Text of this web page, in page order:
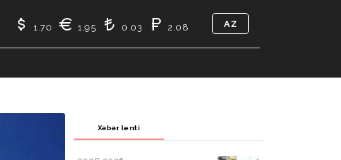
1.70 1.95 0.03 2.08 AZ
Xəbər lenti